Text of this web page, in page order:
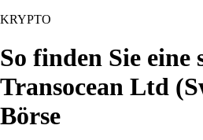
KRYPTO
So finden Sie eine
Transocean Ltd
Börse